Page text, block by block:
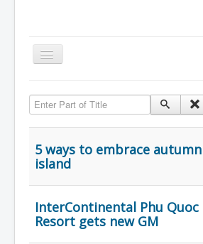
Toggle
Navigation
Giới Thiệu
Sản Phẩm
Tin Tức
Thực Phẩm
Enter Part of Title
5 ways to embrace
island
InterContinental Phu Quoc
Resort gets new GM